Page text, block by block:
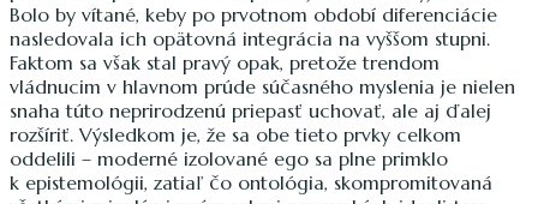
Bolo by vítané, keby po prvotnom období diferenciácie
nasledovala ich opätovná integrácia na vyššom stupni.
Faktom sa však stal pravý opak, pretože trendom
vládnucim v hlavnom prúde súčasného myslenia je nielen
snaha túto neprirodzenú priepasť uchovať, ale aj ďalej
rozšíriť. Výsledkom je, že sa obe tieto prvky celkom
oddelili – moderné izolované ego sa plne primklo
k epistemológii, zatiaľ čo ontológia, skompromitovaná